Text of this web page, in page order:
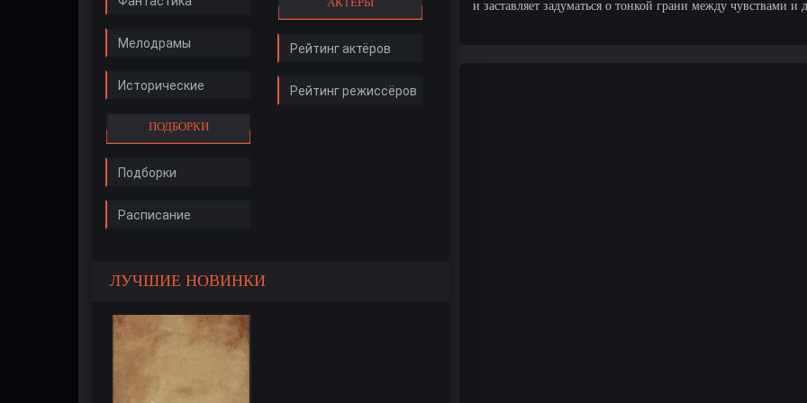
Мелодрамы
Исторические
ПОДБОРКИ
Подборки
Расписание
Рейтинг актёров
Рейтинг режиссёров
ЛУЧШИЕ НОВИНКИ
и заставляет задуматься о тонкой грани между чувствами и